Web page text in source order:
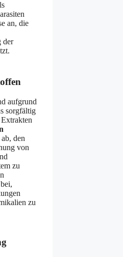
an, die
der
aufgrund
sorgfältig
den
von
zu
zu